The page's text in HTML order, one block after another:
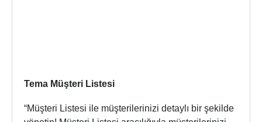
Tema Müşteri Listesi
“Müşteri Listesi ile müşterilerinizi detaylı bir şekilde